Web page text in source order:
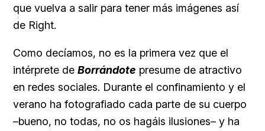
que vuelva a salir para tener más imágenes así
de Right.
Como decíamos, no es la primera vez que el
intérprete de Borrándote presume de atractivo
en redes sociales. Durante el confinamiento y el
verano ha fotografiado cada parte de su cuerpo
–bueno, no todas, no os hagáis ilusiones– y ha